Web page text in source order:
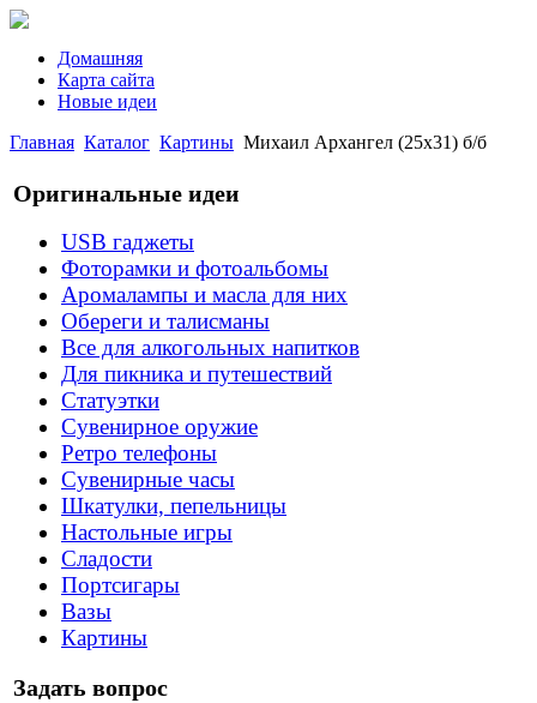
Домашняя
Карта сайта
Новые идеи
Главная Каталог Картины Михаил Архангел (25х31) б/б
Оригинальные идеи
USB гаджеты
Фоторамки и фотоальбомы
Аромалампы и масла для них
Обереги и талисманы
Все для алкогольных напитков
Для пикника и путешествий
Статуэтки
Сувенирное оружие
Ретро телефоны
Сувенирные часы
Шкатулки, пепельницы
Настольные игры
Сладости
Портсигары
Вазы
Картины
Задать вопрос